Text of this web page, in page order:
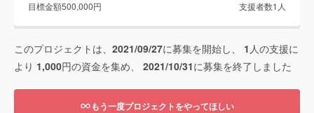
目標金額500,000円 支援者数1 人
このプロジェクトは、 2021/09/27に募集を開始し、 1 人の支援に
より 1,000円の資金を集め、 2021/10/31に募集を終了しました
もう一度プロジェクトをやってほしい